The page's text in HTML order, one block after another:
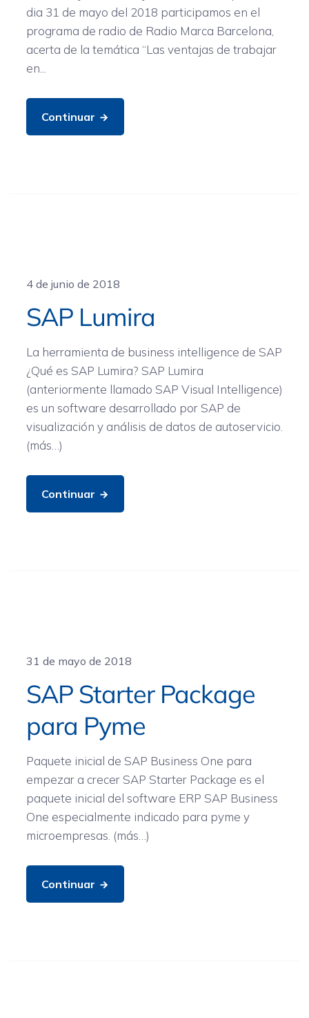
dia 31 de mayo del 2018 participamos en el
programa de radio de Radio Marca Barcelona,
acerta de la temática “Las ventajas de trabajar
en...
Continuar
4 de junio de 2018
SAP Lumira
La herramienta de business intelligence de SAP
¿Qué es SAP Lumira? SAP Lumira
(anteriormente llamado SAP Visual Intelligence)
es un software desarrollado por SAP de
visualización y análisis de datos de autoservicio.
(más…)
Continuar
31 de mayo de 2018
SAP Starter Package
para Pyme
Paquete inicial de SAP Business One para
empezar a crecer SAP Starter Package es el
paquete inicial del software ERP SAP Business
One especialmente indicado para pyme y
microempresas. (más…)
Continuar